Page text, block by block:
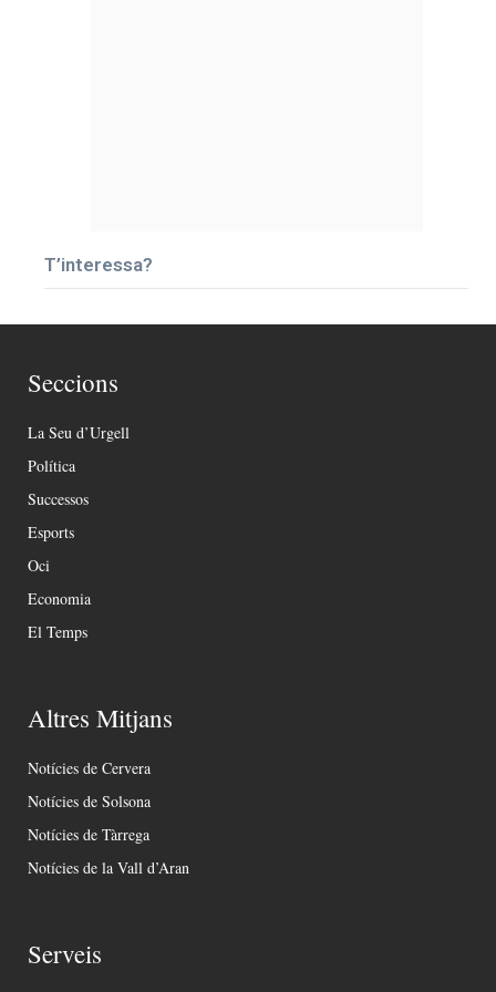
T’interessa?
Seccions
La Seu d’Urgell
Política
Successos
Esports
Oci
Economia
El Temps
Altres Mitjans
Notícies de Cervera
Notícies de Solsona
Notícies de Tàrrega
Notícies de la Vall d’Aran
Serveis